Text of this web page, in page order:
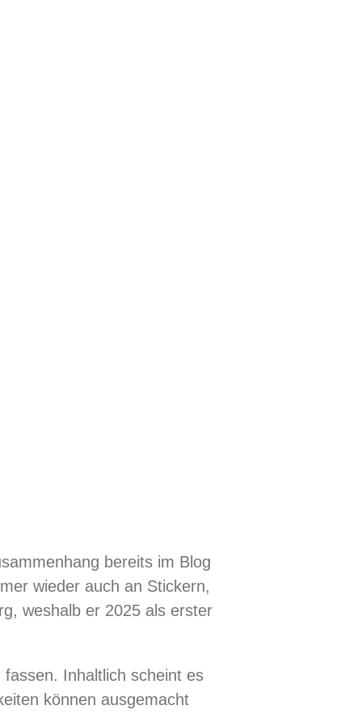
bereits im Blog
wieder auch an Stickern,
weshalb er 2025 als erster
Inhaltlich scheint es
können ausgemacht